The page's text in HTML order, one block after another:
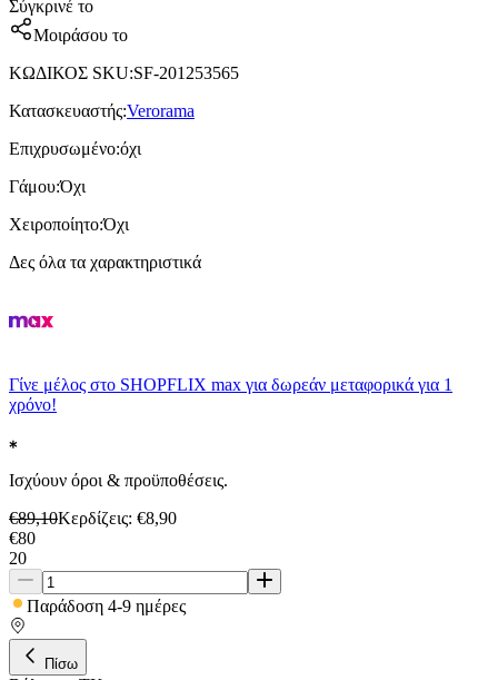
Σύγκρινέ το
Μοιράσου το
ΚΩΔΙΚΟΣ SKU:SF-201253565
Κατασκευαστής:Verorama
Επιχρυσωμένο:όχι
Γάμου:Όχι
Χειροποίητο:Όχι
Δες όλα τα χαρακτηριστικά
Γίνε μέλος στο SHOPFLIX max για δωρεάν μεταφορικά για 1
χρόνο!
Ισχύουν όροι & προϋποθέσεις.
€89,10Κερδίζεις: €8,90
€80
20
Παράδοση 4-9 ημέρες
Πίσω